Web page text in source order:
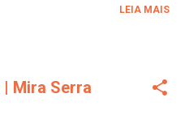
LEIA MAIS
| Mira Serra